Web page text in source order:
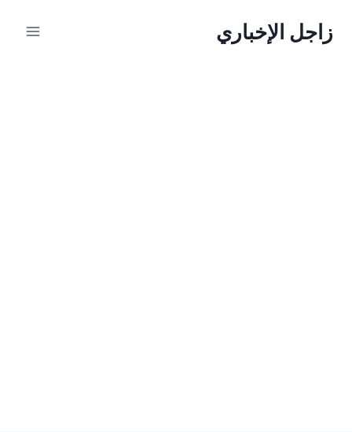
زاجل الإخباري